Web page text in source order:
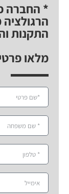
* החברה
התקנות
מלאו